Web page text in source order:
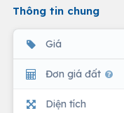
Thông tin chung
Giá
Đơn giá đất
Diện tích